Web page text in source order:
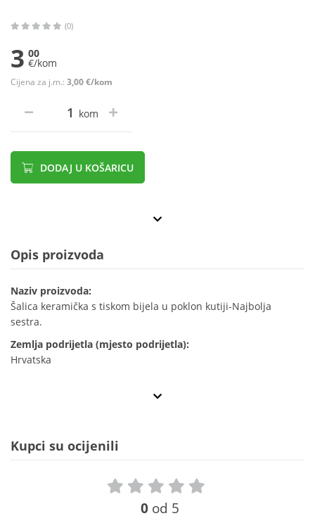
(0)
3 00
€/kom
Cijena za j.m.: 3,00 €/kom
kom
DODAJ U KOŠARICU
Opis proizvoda
Naziv proizvoda:
Šalica keramička s tiskom bijela u poklon kutiji-Najbolja
sestra.
Zemlja podrijetla (mjesto podrijetla):
Hrvatska
Kupci su ocijenili
0 od 5